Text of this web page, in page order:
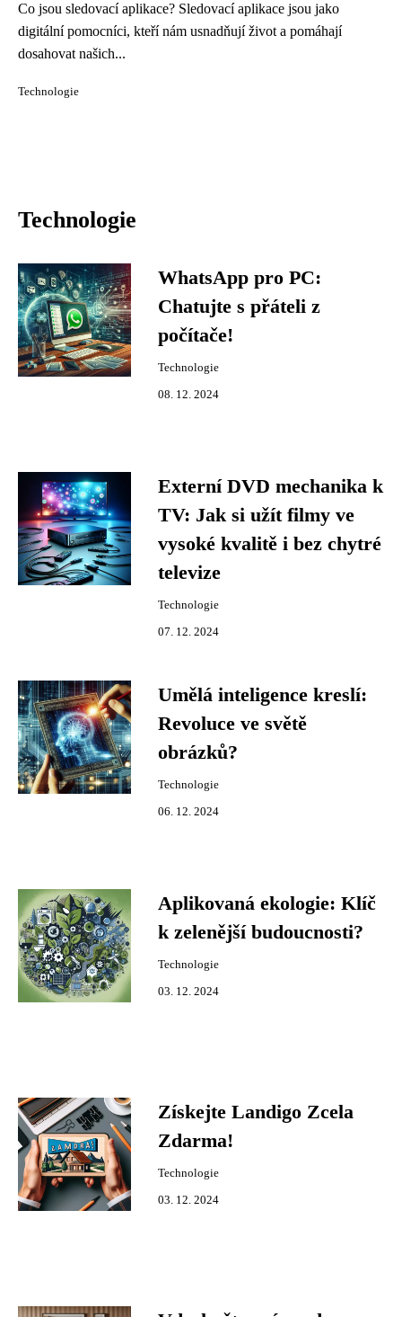
Co jsou sledovací aplikace? Sledovací aplikace jsou jako
digitální pomocníci, kteří nám usnadňují život a pomáhají
dosahovat našich...
Technologie
Technologie
WhatsApp pro PC:
Chatujte s přáteli z
počítače!
Technologie
08. 12. 2024
Externí DVD mechanika k
TV: Jak si užít filmy ve
vysoké kvalitě i bez chytré
televize
Technologie
07. 12. 2024
Umělá inteligence kreslí:
Revoluce ve světě
obrázků?
Technologie
06. 12. 2024
Aplikovaná ekologie: Klíč
k zelenější budoucnosti?
Technologie
03. 12. 2024
Získejte Landigo Zcela
Zdarma!
Technologie
03. 12. 2024